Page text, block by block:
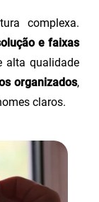
complexa.
e faixas
alta qualidade
organizados,
claros.